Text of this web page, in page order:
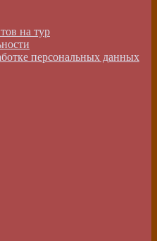
на тур
персональных данных